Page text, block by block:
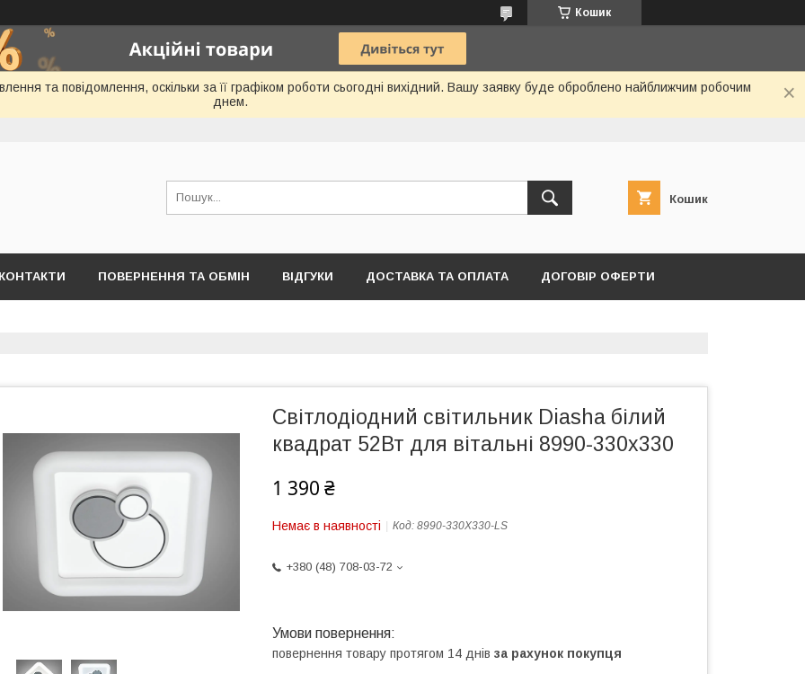
Кошик
та повідомлення, оскільки за її графіком роботи сьогодні вихідний. Вашу заявку буде оброблено найближчим робочим
днем.
Кошик
ПОВЕРНЕННЯ ТА ОБМІН ВІДГУКИ ДОСТАВКА ТА ОПЛАТА ДОГОВІР ОФЕРТИ
Світлодіодний світильник Diasha білий
квадрат 52Вт для вітальні 8990-330x330
1 390 ₴
Немає в наявності Код: 8990-330X330-LS
+380 (48) 708-03-72
повернення товару протягом 14 днів за рахунок покупця